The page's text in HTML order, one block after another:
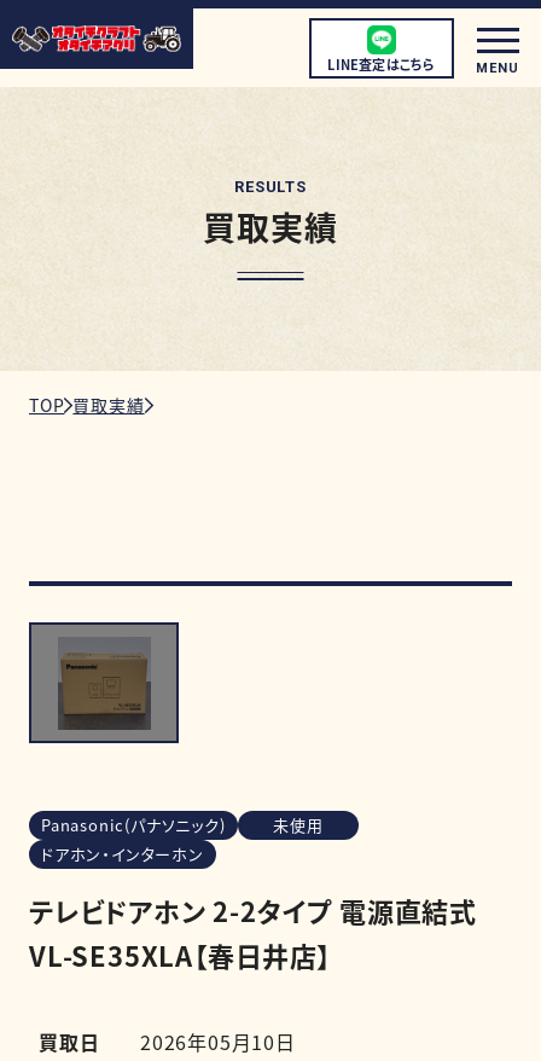
LINE査定はこちら MENU
店頭買取について
買取強化商品
0120-968-258
LINE査定を申し込む
RESULTS
買取実績
TOP 買取実績
Panasonic(パナソニック)
未使用
ドアホン・インターホン
テレビドアホン 2-2タイプ 電源直結式
VL-SE35XLA【春日井店】
買取日 2026年05月10日